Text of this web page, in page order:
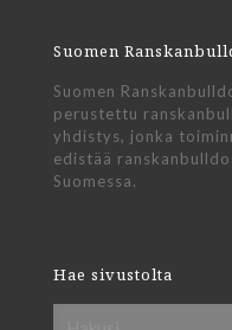
Suomen
Suomen
perustettu
yhdistys, jonka
edistää
Suomessa.
Hae sivustolta